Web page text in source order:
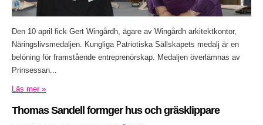
Den 10 april fick Gert Wingårdh, ägare av Wingårdh arkitektkontor,
Näringslivsmedaljen. Kungliga Patriotiska Sällskapets medalj är en
belöning för framstående entreprenörskap. Medaljen överlämnas av
Prinsessan...
Läs mer »
Thomas Sandell formger hus och gräsklippare